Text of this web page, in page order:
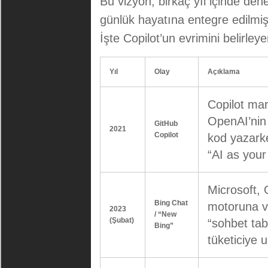
günlük hayatına entegre
İşte Copilot’un evrimini
Yıl Olay Açıklama
2021
GitHub
Copilot
Copilot
kod
“AI as
2023
(Şubat)
Bing Chat
/ “New
Bing”
Microsoft,
motoruna
“sohbet
tüketiciye